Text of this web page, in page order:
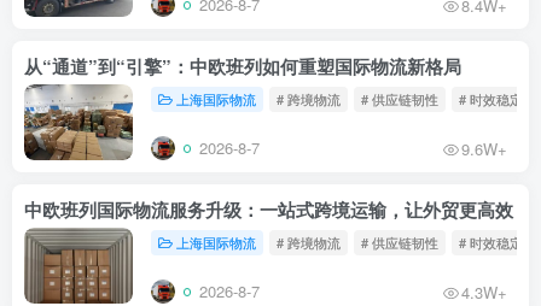
8.4W+
从“通道”到“引擎”：中欧班列如何重塑国际物流新格局
上海国际物流 # 跨境物流 # 供应链韧性 # 时效稳定
2026-8-7 9.6W+
中欧班列国际物流服务升级：一站式跨境运输，让外贸更高效
上海国际物流 # 跨境物流 # 供应链韧性 # 时效稳定
2026-8-7 4.3W+